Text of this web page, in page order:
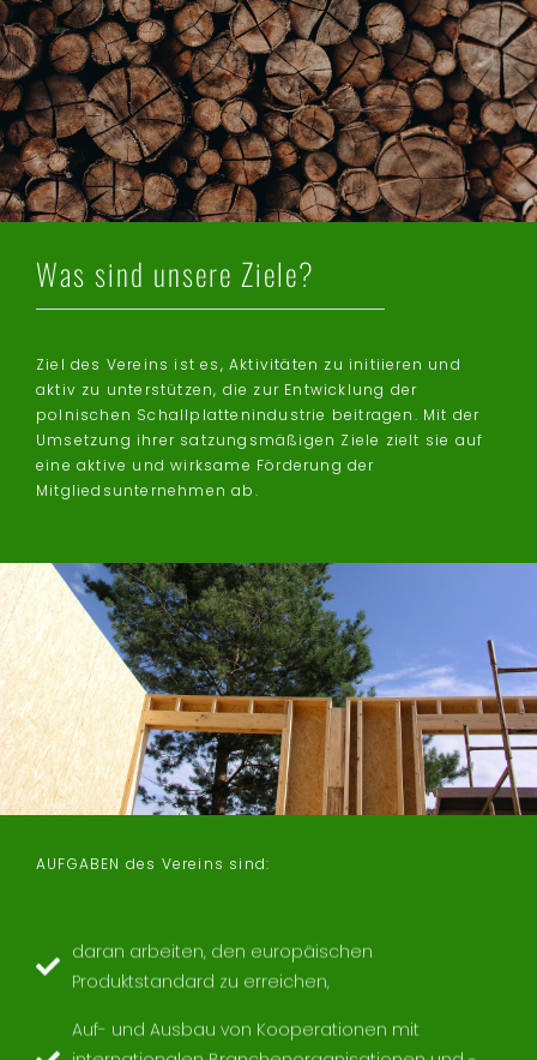
Was sind unsere Ziele?
Ziel des Vereins ist es, Aktivitäten zu initiieren und
aktiv zu unterstützen, die zur Entwicklung der
polnischen Schallplattenindustrie beitragen. Mit der
Umsetzung ihrer satzungsmäßigen Ziele zielt sie auf
eine aktive und wirksame Förderung der
Mitgliedsunternehmen ab.
AUFGABEN des Vereins sind:
daran arbeiten, den europäischen
Produktstandard zu erreichen,
Auf- und Ausbau von Kooperationen mit
internationalen Branchenorganisationen und -